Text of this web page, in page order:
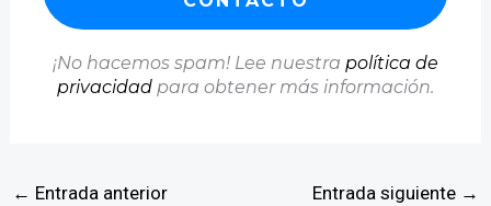
¡No hacemos spam! Lee nuestra política de
privacidad para obtener más información.
← Entrada anterior Entrada siguiente →